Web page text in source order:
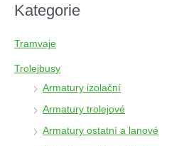
s
a
r
h
Kategorie
Tramvaje
Trolejbusy
Armatury izolační
Armatury trolejové
Armatury ostatní a lanové